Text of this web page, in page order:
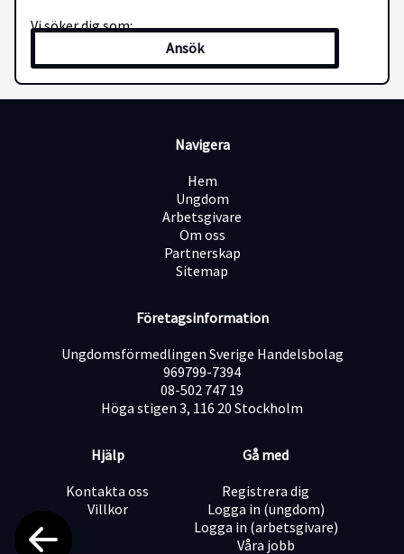
Vi söker dig som:
Är serviceinriktad och har ett positivt bemötande
Är noggrann och har känsla för kvalitet
Är punktlig och ansvarstagande
Trivs i en ledarroll och kan skapa teamkänsla
Vårt mål är att underlätta våra kunders vardag och ge
dem mer tid till det som är viktigt – som familj,
återhämtning och fritid. Vi strävar alltid efter att
leverera service av högsta kvalitet.
Ansök
Navigera
Hem
Ungdom
Arbetsgivare
Om oss
Partnerskap
Sitemap
Företagsinformation
Ungdomsförmedlingen Sverige Handelsbolag
969799-7394
08-502 747 19
Höga stigen 3, 116 20 Stockholm
Hjälp
Kontakta oss
Villkor
Gå med
Registrera dig
Logga in (ungdom)
Logga in (arbetsgivare)
Våra jobb